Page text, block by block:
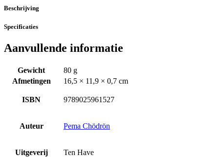
Beschrijving
Specificaties
Aanvullende informatie
Gewicht
80 g
Afmetingen
16,5 × 11,9 × 0,7 cm
ISBN 9789025961527
Auteur Pema Chödrön
Uitgeverij Ten Have